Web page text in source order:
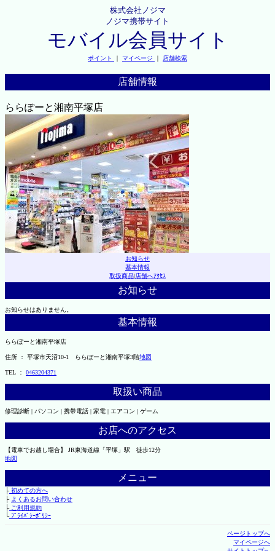
株式会社ノジマ
ノジマ携帯サイト
モバイル会員サイト
ポイント ｜ マイページ ｜ 店舗検索
店舗情報
ららぽーと湘南平塚店
お知らせ
基本情報
取扱商品|店舗へｱｸｾｽ
お知らせ
お知らせはありません。
基本情報
ららぽーと湘南平塚店
住所 ： 平塚市天沼10-1 ららぽーと湘南平塚3階地図
TEL ： 0463204371
取扱い商品
修理診断 | パソコン | 携帯電話 | 家電 | エアコン | ゲーム
お店へのアクセス
【電車でお越し場合】 JR東海道線「平塚」駅 徒歩12分
地図
メニュー
├初めての方へ
├ よくあるお問い合わせ
├ご利用規約
└ﾌﾟﾗｲﾊﾞｼｰﾎﾟﾘｼｰ
ページトップへ
マイページへ